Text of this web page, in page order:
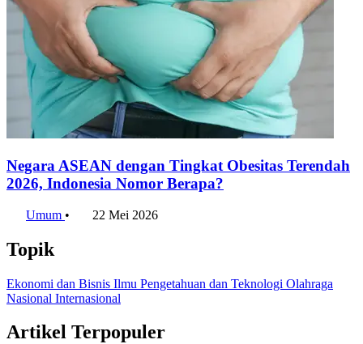
Negara ASEAN dengan Tingkat Obesitas Terendah
2026, Indonesia Nomor Berapa?
Umum • 22 Mei 2026
Topik
Ekonomi dan Bisnis Ilmu Pengetahuan dan Teknologi Olahraga
Nasional Internasional
Artikel Terpopuler